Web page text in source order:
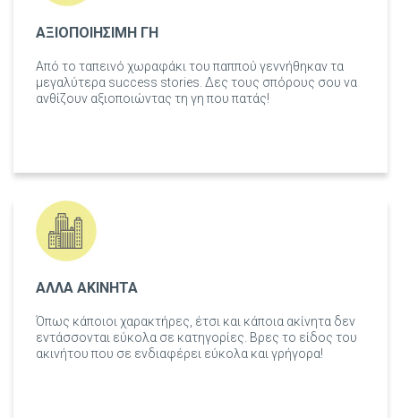
ΑΞΙΟΠΟΙΗΣΙΜΗ ΓΗ
Από το ταπεινό χωραφάκι του παππού γεννήθηκαν τα
μεγαλύτερα success stories. Δες τους σπόρους σου να
ανθίζουν αξιοποιώντας τη γη που πατάς!
ΑΛΛΑ ΑΚΙΝΗΤΑ
Όπως κάποιοι χαρακτήρες, έτσι και κάποια ακίνητα δεν
εντάσσονται εύκολα σε κατηγορίες. Βρες το είδος του
ακινήτου που σε ενδιαφέρει εύκολα και γρήγορα!